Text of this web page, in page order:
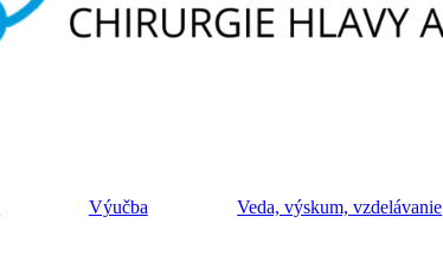
Výučba Veda, výskum, vzdelávanie